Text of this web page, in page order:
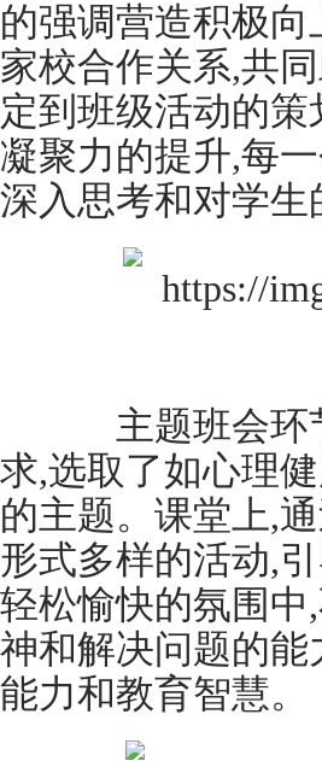
的强调营造积极
家校合作关系,共
定到班级活动的
凝聚力的提升,每
深入思考和对学生
主题班会环节
求,选取了如心理
的主题。课堂上,
形式多样的活动,
轻松愉快的氛围
神和解决问题的
能力和教育智慧。